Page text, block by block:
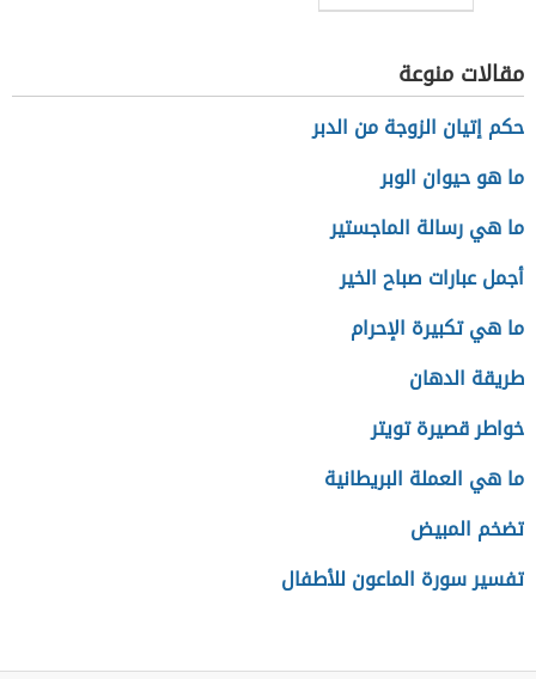
العين)
مقالات منوعة
حكم إتيان الزوجة من الدبر
ما هو حيوان الوبر
ما هي رسالة الماجستير
أجمل عبارات صباح الخير
ما هي تكبيرة الإحرام
طريقة الدهان
خواطر قصيرة تويتر
ما هي العملة البريطانية
تضخم المبيض
تفسير سورة الماعون للأطفال